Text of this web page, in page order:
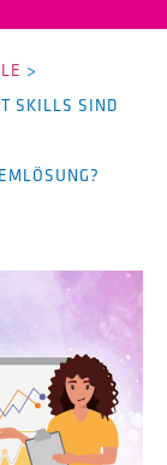
>
SKILLS SIND